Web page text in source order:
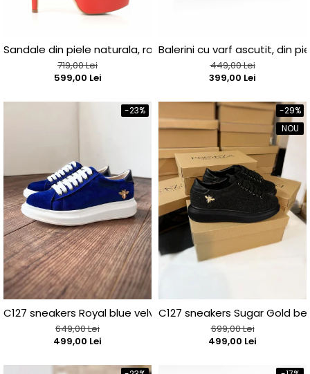
Sandale din piele naturala, rosu deschis, cu toc de 14cm
719,00 Lei
599,00 Lei
Balerini cu varf ascutit, din
449,00 Lei
399,00 Lei
-23%
C127 sneakers Royal blue velvet bee edititon
649,00 Lei
499,00 Lei
-29%
NOU
C127 sneakers Sugar Gold
699,00 Lei
499,00 Lei